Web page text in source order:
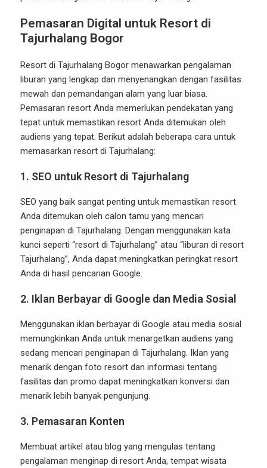
Pemasaran Digital untuk Resort di
Tajurhalang Bogor
Resort di Tajurhalang Bogor menawarkan pengalaman
liburan yang lengkap dan menyenangkan dengan fasilitas
mewah dan pemandangan alam yang luar biasa.
Pemasaran resort Anda memerlukan pendekatan yang
tepat untuk memastikan resort Anda ditemukan oleh
audiens yang tepat. Berikut adalah beberapa cara untuk
memasarkan resort di Tajurhalang:
1. SEO untuk Resort di Tajurhalang
SEO yang baik sangat penting untuk memastikan resort
Anda ditemukan oleh calon tamu yang mencari
penginapan di Tajurhalang. Dengan menggunakan kata
kunci seperti “resort di Tajurhalang” atau “liburan di resort
Tajurhalang”, Anda dapat meningkatkan peringkat resort
Anda di hasil pencarian Google.
2. Iklan Berbayar di Google dan Media Sosial
Menggunakan iklan berbayar di Google atau media sosial
memungkinkan Anda untuk menargetkan audiens yang
sedang mencari penginapan di Tajurhalang. Iklan yang
menarik dengan foto resort dan informasi tentang
fasilitas dan promo dapat meningkatkan konversi dan
menarik lebih banyak pengunjung.
3. Pemasaran Konten
Membuat artikel atau blog yang mengulas tentang
pengalaman menginap di resort Anda, tempat wisata